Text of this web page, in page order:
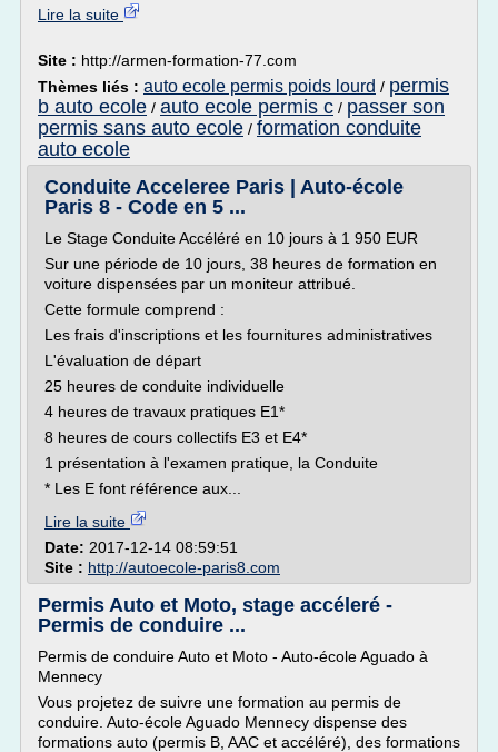
Lire la suite
Site : http://armen-formation-77.com
Thèmes liés : auto ecole permis poids lourd / permis
b auto ecole / auto ecole permis c / passer son
permis sans auto ecole / formation conduite
auto ecole
Conduite Acceleree Paris | Auto-école
Paris 8 - Code en 5 ...
Le Stage Conduite Accéléré en 10 jours à 1 950 EUR
Sur une période de 10 jours, 38 heures de formation en
voiture dispensées par un moniteur attribué.
Cette formule comprend :
Les frais d'inscriptions et les fournitures administratives
L'évaluation de départ
25 heures de conduite individuelle
4 heures de travaux pratiques E1*
8 heures de cours collectifs E3 et E4*
1 présentation à l'examen pratique, la Conduite
* Les E font référence aux...
Lire la suite
Date: 2017-12-14 08:59:51
Site : http://autoecole-paris8.com
Permis Auto et Moto, stage accéleré -
Permis de conduire ...
Permis de conduire Auto et Moto - Auto-école Aguado à
Mennecy
Vous projetez de suivre une formation au permis de
conduire. Auto-école Aguado Mennecy dispense des
formations auto (permis B, AAC et accéléré), des formations